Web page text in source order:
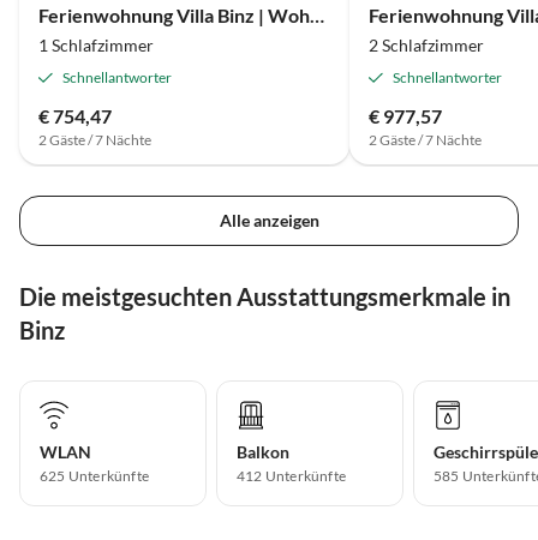
Ferienwohnung Villa Binz | Wohnung 04 | Liebe und Leidenschaft
1 Schlafzimmer
Schnellantworter
€ 754,47
2 Gäste / 7 Nächte
2 Schlafzimmer
Schnellantworter
€ 977,57
2 Gäste / 7 Nächte
Alle anzeigen
Die meistgesuchten Ausstattungsmerkmale in
Binz
WLAN
625 Unterkünfte
Balkon
412 Unterkünfte 585